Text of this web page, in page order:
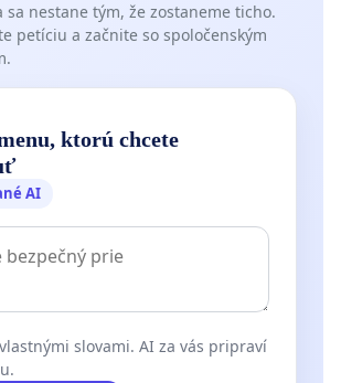
sa nestane tým, že zostaneme ticho.
petíciu a začnite so spoločenským
ktorú chcete
AI
slovami. AI za vás pripraví